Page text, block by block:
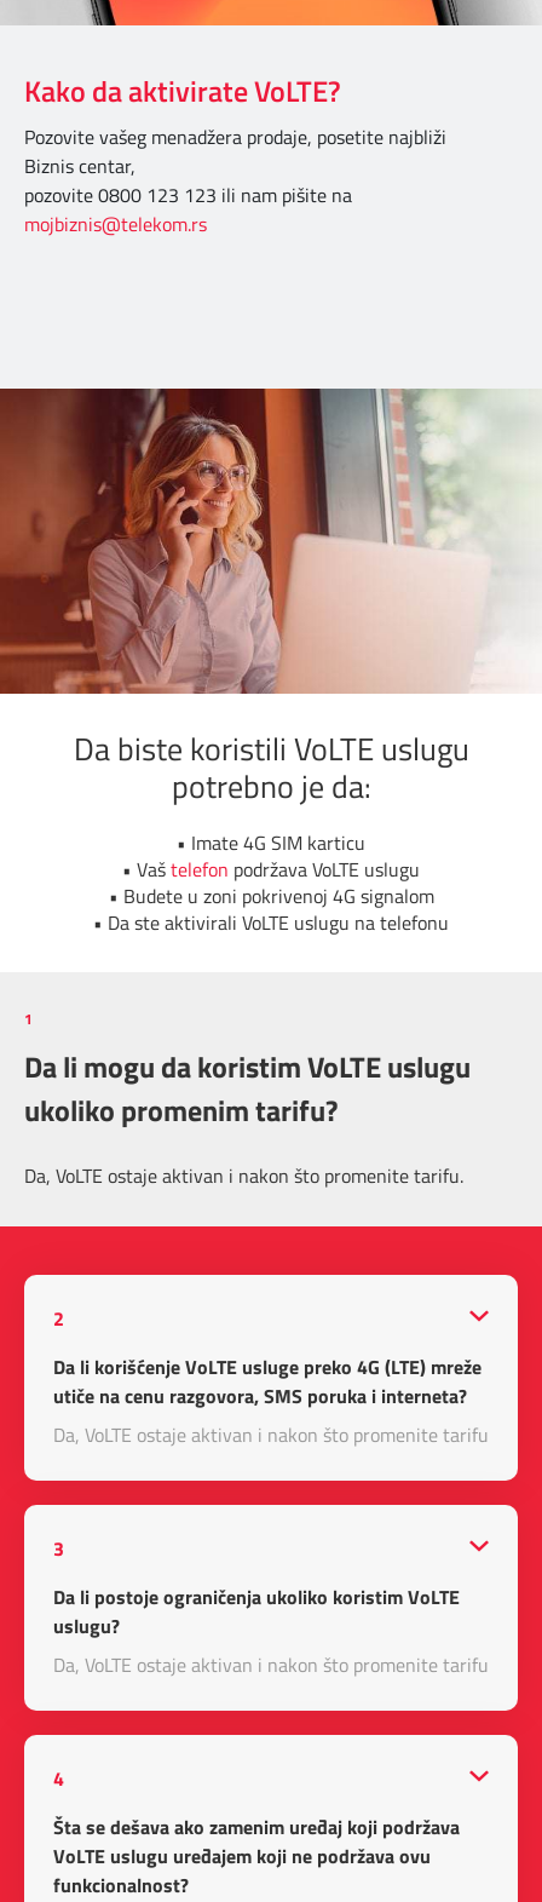
Kako da aktivirate VoLTE?
Pozovite vašeg menadžera prodaje, posetite najbliži
Biznis centar,
pozovite 0800 123 123 ili nam pišite na
mojbiznis@telekom.rs
Da biste koristili VoLTE uslugu
potrebno je da:
• Imate 4G SIM karticu
• Vaštelefon podržava VoLTE uslugu
• Budete u zoni pokrivenoj 4G signalom
• Da ste aktivirali VoLTE uslugu na telefonu
1
Da li mogu da koristim VoLTE uslugu
ukoliko promenim tarifu?
Da, VoLTE ostaje aktivan i nakon što promenite tarifu.
2
Da li korišćenje VoLTE usluge preko 4G (LTE) mreže
utiče na cenu razgovora, SMS poruka i interneta?
Da, VoLTE ostaje aktivan i nakon što promenite tarifu.
3
Da li postoje ograničenja ukoliko koristim VoLTE
uslugu?
Da, VoLTE ostaje aktivan i nakon što promenite tarifu.
4
Šta se dešava ako zamenim uređaj koji podržava
VoLTE uslugu uređajem koji ne podržava ovu
funkcionalnost?